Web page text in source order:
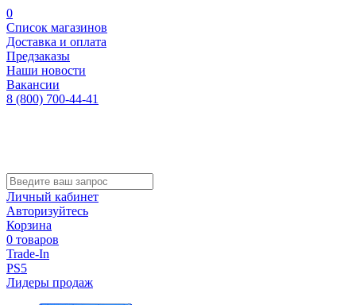
0
Список магазинов
Доставка и оплата
Предзаказы
Наши новости
Вакансии
8 (800) 700-44-41
Личный кабинет
Авторизуйтесь
Корзина
0 товаров
Trade-In
PS5
Лидеры продаж